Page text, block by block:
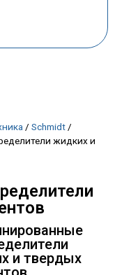
/ Schmidt/
жидких и
и твердых